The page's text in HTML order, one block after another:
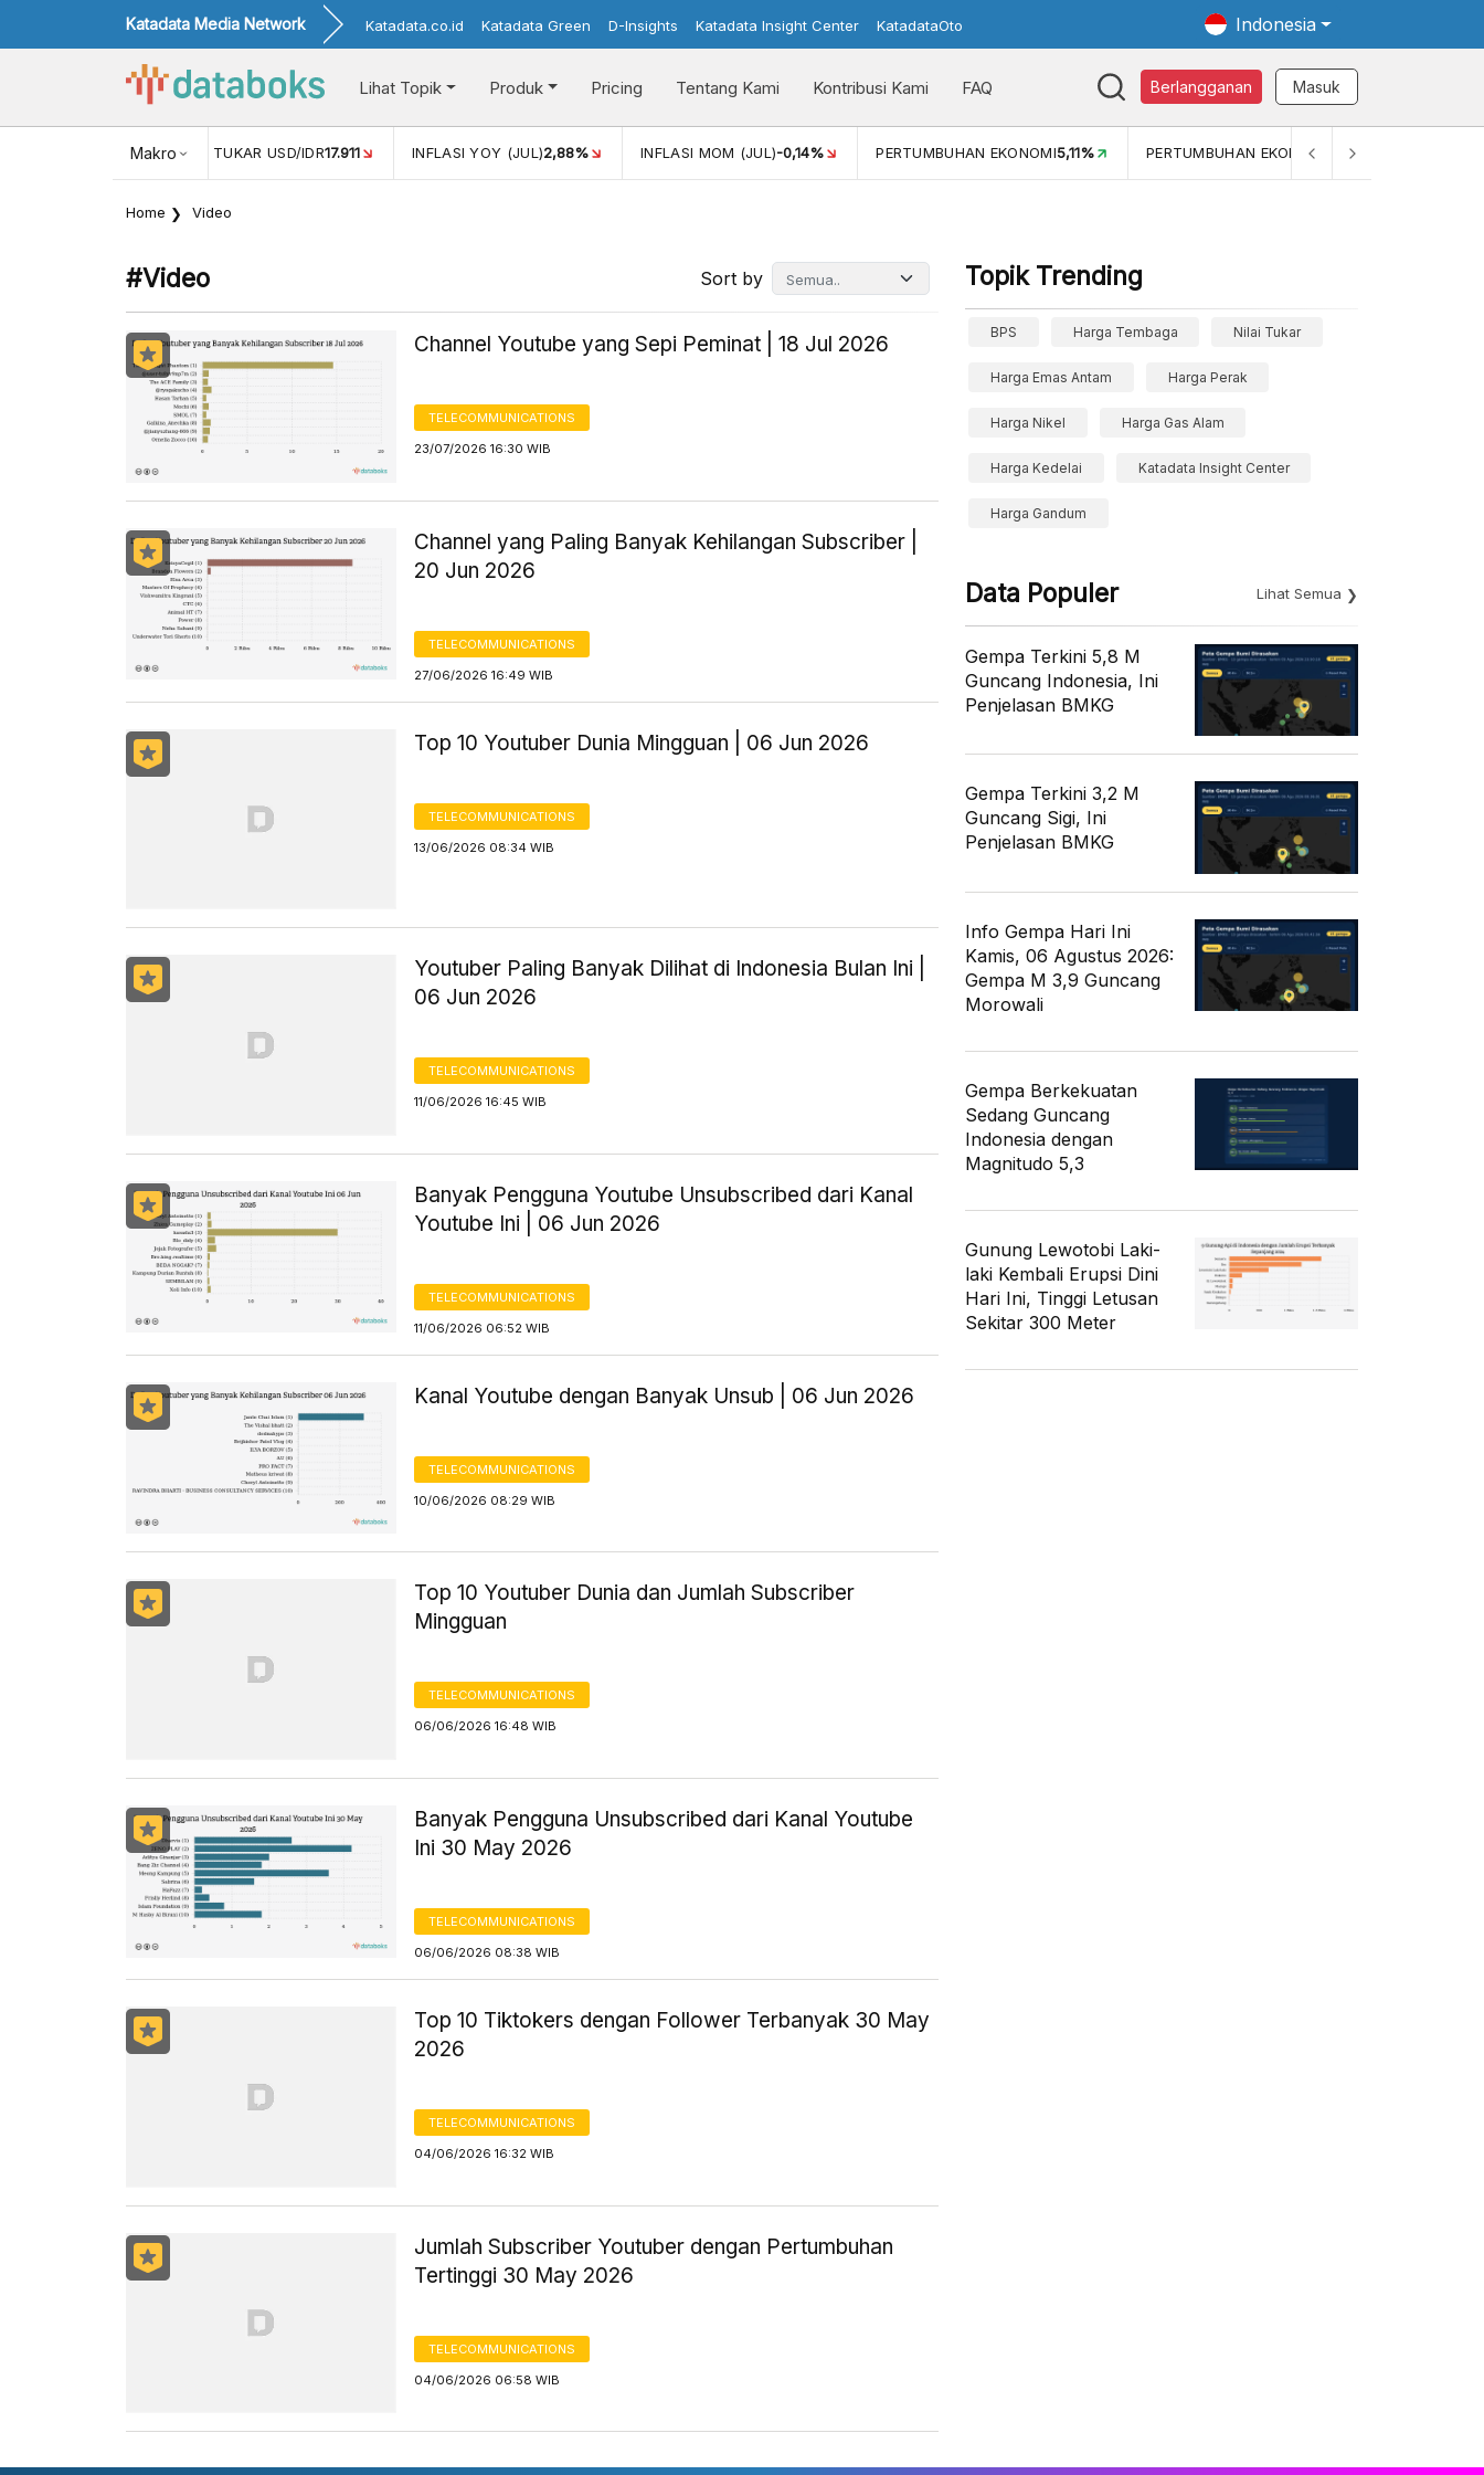
Katadata Media Network Katadata.co.id Katadata Green D-Insights Katadata Insight Center KatadataOto Indonesia
Lihat Topik Produk Pricing Tentang Kami Kontribusi Kami FAQ Berlangganan Masuk
Makro
NILAI TUKAR USD/IDR17.911 INFLASI YOY (JUL)2,88% INFLASI MOM (JUL)-0,14% PERTUMBUHAN EKONOMI5,11% PERTUMBUHAN EKONOMI (YOY) (Q1)5,61%
Home Video
#video Sort by
Channel Youtube yang Sepi Peminat | 18 Jul 2026
TELECOMMUNICATIONS
23/07/2026 16:30 WIB
Channel yang Paling Banyak Kehilangan Subscriber |
20 Jun 2026
TELECOMMUNICATIONS
27/06/2026 16:49 WIB
Top 10 Youtuber Dunia Mingguan | 06 Jun 2026
TELECOMMUNICATIONS
13/06/2026 08:34 WIB
Youtuber Paling Banyak Dilihat di Indonesia Bulan Ini |
06 Jun 2026
TELECOMMUNICATIONS
11/06/2026 16:45 WIB
Banyak Pengguna Youtube Unsubscribed dari Kanal
Youtube Ini | 06 Jun 2026
TELECOMMUNICATIONS
11/06/2026 06:52 WIB
Kanal Youtube dengan Banyak Unsub | 06 Jun 2026
TELECOMMUNICATIONS
10/06/2026 08:29 WIB
Top 10 Youtuber Dunia dan Jumlah Subscriber
Mingguan
TELECOMMUNICATIONS
06/06/2026 16:48 WIB
Banyak Pengguna Unsubscribed dari Kanal Youtube
Ini 30 May 2026
TELECOMMUNICATIONS
06/06/2026 08:38 WIB
Top 10 Tiktokers dengan Follower Terbanyak 30 May
2026
TELECOMMUNICATIONS
04/06/2026 16:32 WIB
Jumlah Subscriber Youtuber dengan Pertumbuhan
Tertinggi 30 May 2026
TELECOMMUNICATIONS
04/06/2026 06:58 WIB
Topik Trending
BPS Harga Tembaga Nilai Tukar
Harga Emas Antam Harga Perak
Harga Nikel Harga Gas Alam
Harga Kedelai Katadata Insight Center
Harga Gandum
Data Populer Lihat Semua
Gempa Terkini 5,8 M
Guncang Indonesia, Ini
Penjelasan BMKG
Gempa Terkini 3,2 M
Guncang Sigi, Ini
Penjelasan BMKG
Info Gempa Hari Ini
Kamis, 06 Agustus 2026:
Gempa M 3,9 Guncang
Morowali
Gempa Berkekuatan
Sedang Guncang
Indonesia dengan
Magnitudo 5,3
Gunung Lewotobi Laki-
laki Kembali Erupsi Dini
Hari Ini, Tinggi Letusan
Sekitar 300 Meter